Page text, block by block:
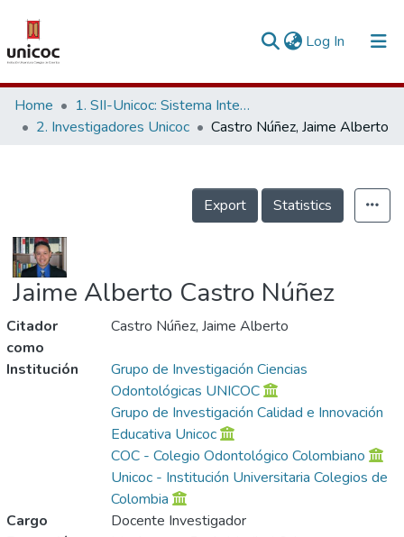
Log In (current)
Communities & Collections
Research Outputs
Statistics
Home
1. SII-Unicoc: Sistema Integrado de Investigación
2. Investigadores Unicoc
Castro Núñez, Jaime Alberto
Export Statistics
Jaime Alberto Castro Núñez
Citador
como
Castro Núñez, Jaime Alberto
Institución
Grupo de Investigación Ciencias
Odontológicas UNICOC
Grupo de Investigación Calidad e Innovación
Educativa Unicoc
COC - Colegio Odontológico Colombiano
Unicoc - Institución Universitaria Colegios de
Colombia
Cargo
Docente Investigador